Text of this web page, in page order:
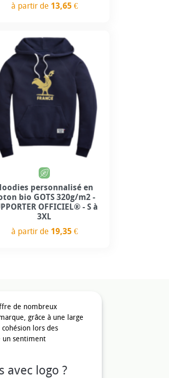
de nombreux
grâce à une large
lors des
un sentiment
avec logo ?
à partir de 13,65 €
Personnalisation incluse
personnalisé en
bio GOTS 320g/m2 -
OFFICIEL® - S à
3XL
à partir de 19,35 €